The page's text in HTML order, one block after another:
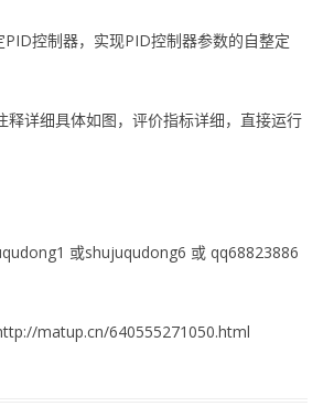
控制器，实现PID控制器参数的自整定
详细具体如图，评价指标详细，直接运行
或shujuqudong6 或 qq68823886
matup.cn/640555271050.html